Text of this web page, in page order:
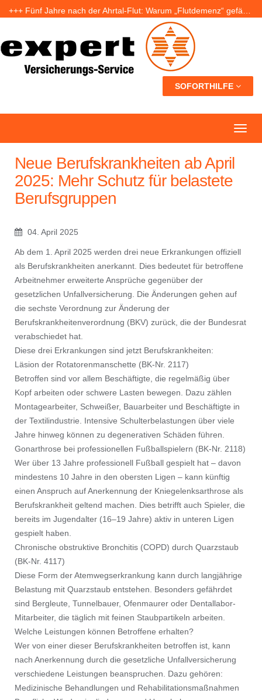
SOFORTHILFE
Neue Berufskrankheiten ab April
2025: Mehr Schutz für belastete
Berufsgruppen
04. April 2025
Ab dem 1. April 2025 werden drei neue Erkrankungen offiziell
als Berufskrankheiten anerkannt. Dies bedeutet für betroffene
Arbeitnehmer erweiterte Ansprüche gegenüber der
gesetzlichen Unfallversicherung. Die Änderungen gehen auf
die sechste Verordnung zur Änderung der
Berufskrankheitenverordnung (BKV) zurück, die der Bundesrat
verabschiedet hat.
Diese drei Erkrankungen sind jetzt Berufskrankheiten:
Läsion der Rotatorenmanschette (BK-Nr. 2117)
Betroffen sind vor allem Beschäftigte, die regelmäßig über
Kopf arbeiten oder schwere Lasten bewegen. Dazu zählen
Montagearbeiter, Schweißer, Bauarbeiter und Beschäftigte in
der Textilindustrie. Intensive Schulterbelastungen über viele
Jahre hinweg können zu degenerativen Schäden führen.
Gonarthrose bei professionellen Fußballspielern (BK-Nr. 2118)
Wer über 13 Jahre professionell Fußball gespielt hat – davon
mindestens 10 Jahre in den obersten Ligen – kann künftig
einen Anspruch auf Anerkennung der Kniegelenksarthrose als
Berufskrankheit geltend machen. Dies betrifft auch Spieler, die
bereits im Jugendalter (16–19 Jahre) aktiv in unteren Ligen
gespielt haben.
Chronische obstruktive Bronchitis (COPD) durch Quarzstaub
(BK-Nr. 4117)
Diese Form der Atemwegserkrankung kann durch langjährige
Belastung mit Quarzstaub entstehen. Besonders gefährdet
sind Bergleute, Tunnelbauer, Ofenmaurer oder Dentallabor-
Mitarbeiter, die täglich mit feinen Staubpartikeln arbeiten.
Welche Leistungen können Betroffene erhalten?
Wer von einer dieser Berufskrankheiten betroffen ist, kann
nach Anerkennung durch die gesetzliche Unfallversicherung
verschiedene Leistungen beanspruchen. Dazu gehören:
Medizinische Behandlungen und Rehabilitationsmaßnahmen